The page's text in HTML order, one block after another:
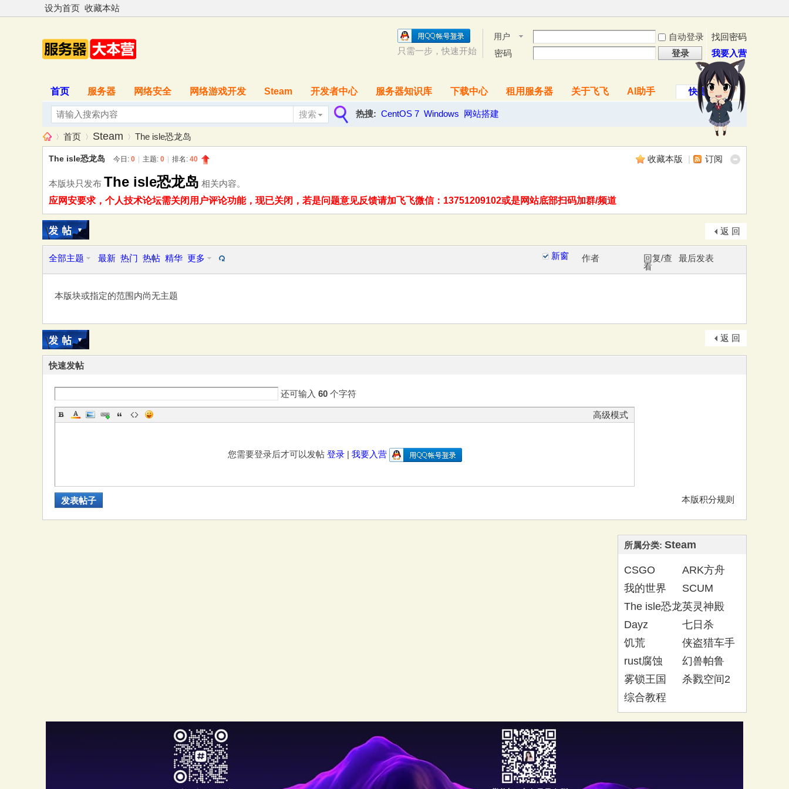
设为首页 收藏本站
用户
名
自动登录
找回密码
密码
登录 我要入营
只需一步，快速开始
快捷导航
首页 服务器 网络安全 网络游戏开发 Steam 开发者中心 服务器知识库 下载中心 租用服务器 关于飞飞 AI助手
搜索
热搜: CentOS 7 Windows 网站搭建
服»
首页
›
Steam
›
The isle恐龙岛
收藏本版 | 订阅
The isle恐龙岛 今日: 0 主题: 0 排名: 40
本版块只发布 The isle恐龙岛 相关内容。
应网安要求，个人技术论坛需关闭用户评论功能，现已关闭，若是问题意见反馈请加飞飞微信：13751209102或是网站底部扫码加群/频道
返 回
新窗
全部主题 最新 热门 热帖 精华 更多 作者
回复/查
看
最后发表
本版块或指定的范围内尚无主题
返 回
快速发帖
还可输入 60 个字符
高级模式
您需要登录后才可以发帖 登录| 我要入营
本版积分规则
发表帖子
所属分类: Steam
CSGO
ARK方舟
我的世界
SCUM
The isle恐龙
岛
英灵神殿
Dayz
七日杀
饥荒
侠盗猎车手
GTA
rust腐蚀
幻兽帕鲁
雾锁王国
杀戮空间2
综合教程